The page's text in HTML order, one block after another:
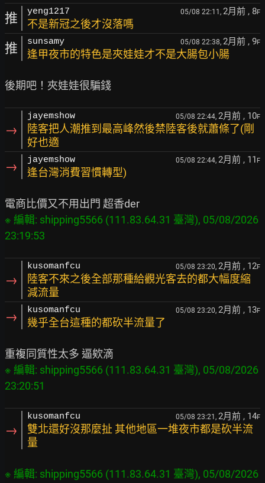
推 yeng1217 05/08 22:11, 2月前 , 8F
不是新冠之後才沒落嗎
推 sunsamy 05/08 22:38, 2月前 , 9F
逢甲夜市的特色是夾娃娃才不是大腸包小腸
→
jayemshow 05/08 22:44, 2月前 , 10F
陸客把人潮推到最高峰然後禁陸客後就蕭條了(剛
好也適
→ jayemshow 05/08 22:44, 2月前 , 11 F
逢台灣消費習慣轉型)
※ 編輯: shipping5566 (111.83.64.31 臺灣), 05/08/2026
→
kusomanfcu 05/08 23:20, 2月前 , 12F
陸客不來之後全部那種給觀光客去的都大幅度縮
減流量
→ kusomanfcu 05/08 23:20, 2月前 , 13F
幾乎全台這種的都砍半流量了
※ 編輯: shipping5566 (111.83.64.31 臺灣), 05/08/2026
→
kusomanfcu 05/08 23:21, 2月前 , 14F
雙北還好沒那麼扯 其他地區一堆夜市都是砍半流
量
※ 編輯: shipping5566 (111.83.64.31 臺灣), 05/08/2026